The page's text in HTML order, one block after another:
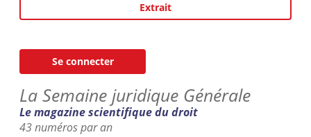
Extrait
Se connecter
La Semaine juridique Générale
Le magazine scientifique du droit
43 numéros par an